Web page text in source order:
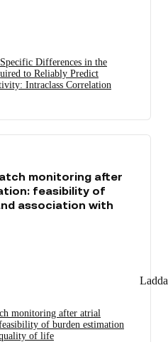
Differences in the
to Reliably Predict
Intraclass Correlation
monitoring after
feasibility of
association with
monitoring after atrial
of burden estimation
of life